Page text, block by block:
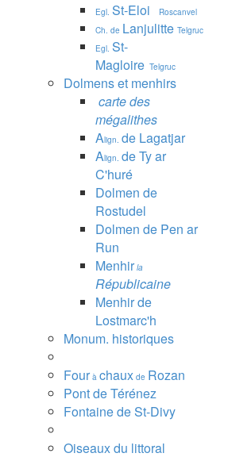
Egl. St-Eloi
Roscanvel
Ch. de Lanjulitte Telgruc
Egl. St-
Magloire Telgruc
Dolmens et menhirs
carte des
mégalithes
Align. de Lagatjar
Align. de Ty ar
C'huré
Dolmen de
Rostudel
Dolmen de Pen ar
Run
Menhir la
Républicaine
Menhir de
Lostmarc'h
Monum. historiques
Four à chaux de Rozan
Pont de Térénez
Fontaine de St-Divy
Oiseaux du littoral